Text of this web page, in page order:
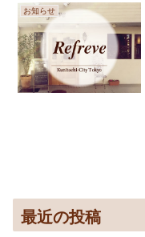
お知らせ
最近の投稿